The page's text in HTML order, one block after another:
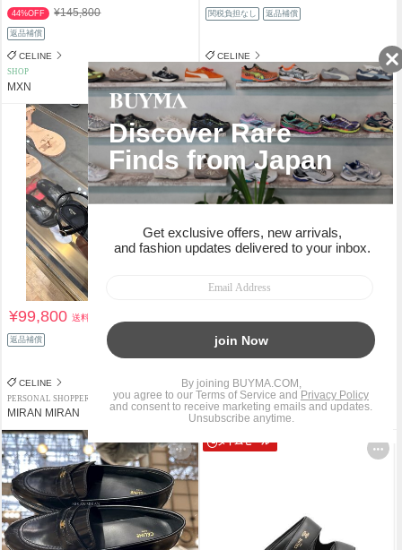
44%OFF ¥145,800
返品補償
CELINE
SHOP
MXN
関税負担なし 返品補償
CELINE
PERSONAL SHOPPER
+bonheur
¥99,800送料込
返品補償
CELINE
PERSONAL SHOPPER
MIRAN MIRAN
タイムセール
47%OFF ¥143,000
関税負担なし 返品補償
CELINE
PERSONAL SHOPPER
Seizelife
タイムセール